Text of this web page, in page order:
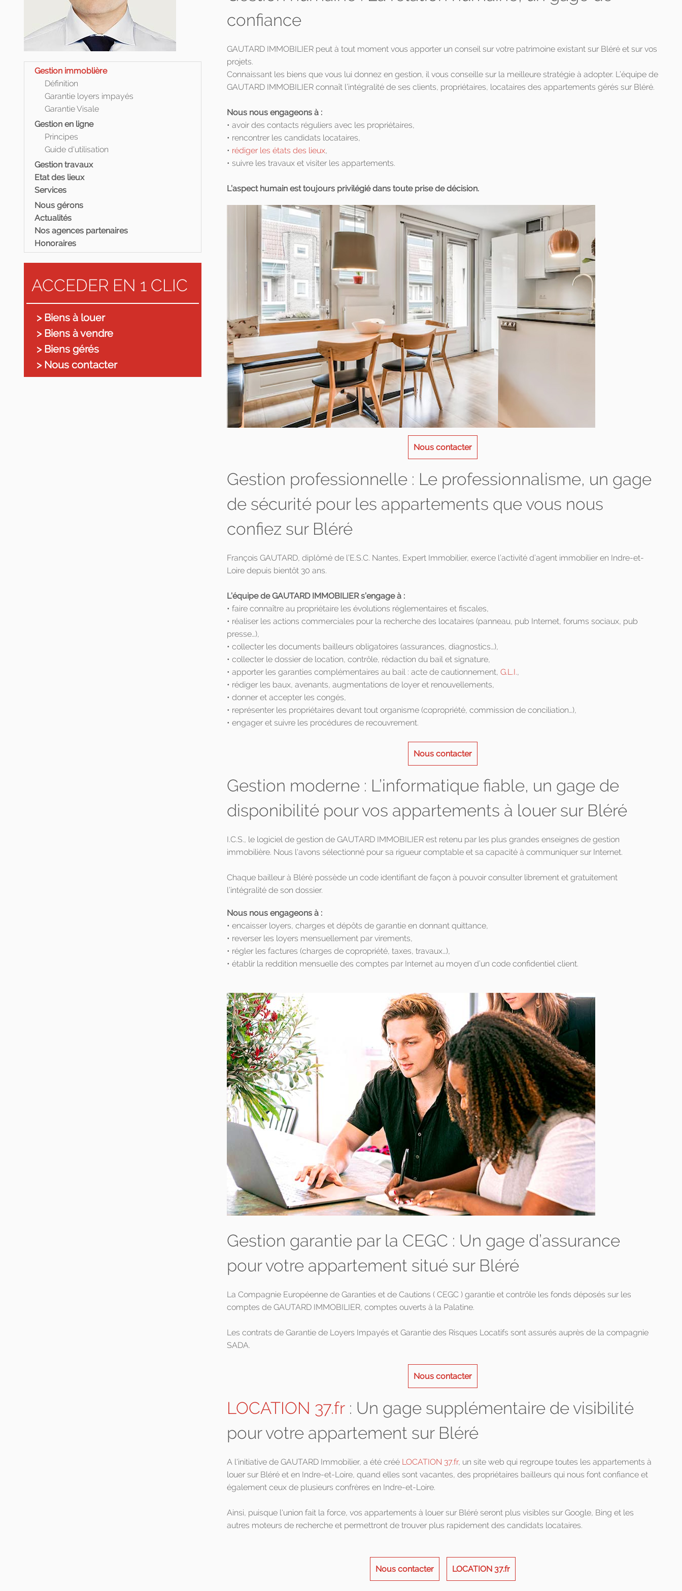
Gestion immoblière
Définition
Garantie loyers impayés
Garantie Visale
Gestion en ligne
Principes
Guide d'utilisation
Gestion travaux
Etat des lieux
Services
Nous gérons
Actualités
Nos agences partenaires
Honoraires
ACCEDER EN 1 CLIC
> Biens à louer
> Biens à vendre
> Biens gérés
> Nous contacter
confiance
GAUTARD IMMOBILIER peut à tout moment vous apporter un conseil sur votre patrimoine existant sur Bléré et sur vos
projets.
Connaissant les biens que vous lui donnez en gestion, il vous conseille sur la meilleure stratégie à adopter. L’équipe de
GAUTARD IMMOBILIER connaît l’intégralité de ses clients, propriétaires, locataires des appartements gérés sur Bléré.
Nous nous engageons à :
• avoir des contacts réguliers avec les propriétaires,
• rencontrer les candidats locataires,
• rédiger les états des lieux,
• suivre les travaux et visiter les appartements.
L’aspect humain est toujours privilégié dans toute prise de décision.
Nous contacter
Gestion professionnelle : Le professionnalisme, un gage
de sécurité pour les appartements que vous nous
confiez sur Bléré
François GAUTARD, diplômé de l’E.S.C. Nantes, Expert Immobilier, exerce l’activité d’agent immobilier en Indre-et-
Loire depuis bientôt 30 ans.
L’équipe de GAUTARD IMMOBILIER s’engage à :
• faire connaître au propriétaire les évolutions réglementaires et fiscales,
• réaliser les actions commerciales pour la recherche des locataires (panneau, pub Internet, forums sociaux, pub
presse…),
• collecter les documents bailleurs obligatoires (assurances, diagnostics…),
• collecter le dossier de location, contrôle, rédaction du bail et signature,
• apporter les garanties complémentaires au bail : acte de cautionnement, G.L.I.,
• rédiger les baux, avenants, augmentations de loyer et renouvellements,
• donner et accepter les congés,
• représenter les propriétaires devant tout organisme (copropriété, commission de conciliation…),
• engager et suivre les procédures de recouvrement.
Nous contacter
Gestion moderne : L’informatique fiable, un gage de
disponibilité pour vos appartements à louer sur Bléré
I.C.S., le logiciel de gestion de GAUTARD IMMOBILIER est retenu par les plus grandes enseignes de gestion
immobilière. Nous l'avons sélectionné pour sa rigueur comptable et sa capacité à communiquer sur Internet.
Chaque bailleur à Bléré possède un code identifiant de façon à pouvoir consulter librement et gratuitement
l’intégralité de son dossier.
Nous nous engageons à :
• encaisser loyers, charges et dépôts de garantie en donnant quittance,
• reverser les loyers mensuellement par virements,
• régler les factures (charges de copropriété, taxes, travaux…),
• établir la reddition mensuelle des comptes par Internet au moyen d’un code confidentiel client.
Gestion garantie par la CEGC : Un gage d’assurance
pour votre appartement situé sur Bléré
La Compagnie Européenne de Garanties et de Cautions ( CEGC ) garantie et contrôle les fonds déposés sur les
comptes de GAUTARD IMMOBILIER, comptes ouverts à la Palatine.
Les contrats de Garantie de Loyers Impayés et Garantie des Risques Locatifs sont assurés auprès de la compagnie
SADA.
Nous contacter
LOCATION 37.fr : Un gage supplémentaire de visibilité
pour votre appartement sur Bléré
A l'initiative de GAUTARD Immobilier, a été créé LOCATION 37.fr, un site web qui regroupe toutes les appartements à
louer sur Bléré et en Indre-et-Loire, quand elles sont vacantes, des propriétaires bailleurs qui nous font confiance et
également ceux de plusieurs confrères en Indre-et-Loire.
Ainsi, puisque l'union fait la force, vos appartements à louer sur Bléré seront plus visibles sur Google, Bing et les
autres moteurs de recherche et permettront de trouver plus rapidement des candidats locataires.
Nous contacter LOCATION 37.fr